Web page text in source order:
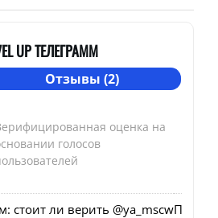
UP ТЕЛЕГРАММ
Отзывы (2)
оценка на
голосов
стоит ли верить @ya_mscw